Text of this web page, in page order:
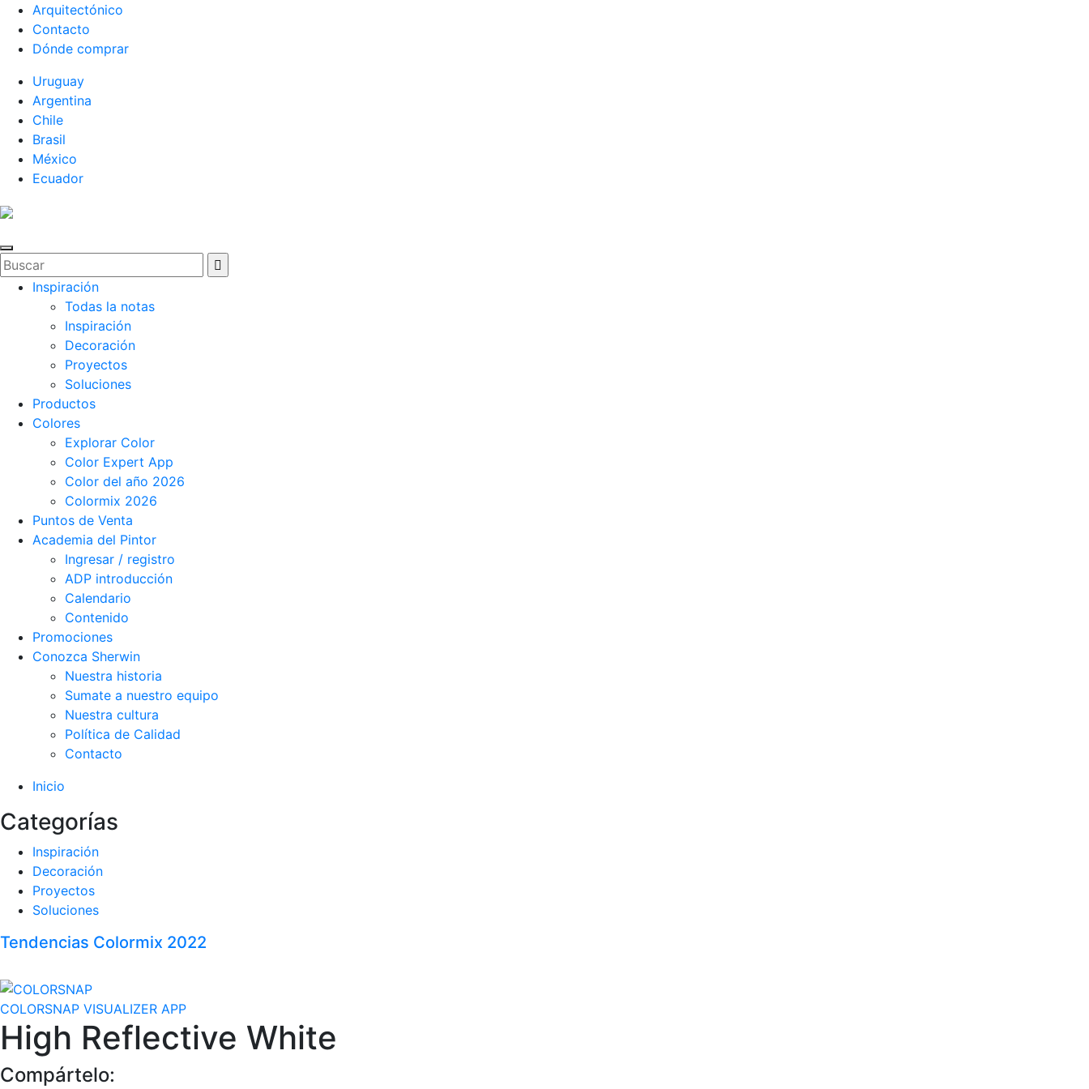
Arquitectónico
Contacto
Dónde comprar
Uruguay
Argentina
Chile
Brasil
México
Ecuador
Inspiración
Todas la notas
Inspiración
Decoración
Proyectos
Soluciones
Productos
Colores
Explorar Color
Color Expert App
Color del año 2026
Colormix 2026
Puntos de Venta
Academia del Pintor
Ingresar / registro
ADP introducción
Calendario
Contenido
Promociones
Conozca Sherwin
Nuestra historia
Sumate a nuestro equipo
Nuestra cultura
Política de Calidad
Contacto
Inicio
Categorías
Inspiración
Decoración
Proyectos
Soluciones
Tendencias Colormix 2022
COLORSNAP VISUALIZER APP
High Reflective White
Compártelo: